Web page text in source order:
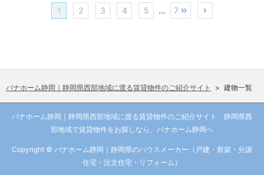
パナホーム静岡｜静岡県西部地域に渡る賃貸物件のご紹介サイト > 建物一覧
1 2 3 4 5 … 7
パナホーム静岡｜静岡県西部地域に渡る賃貸物件のご紹介サイト 静岡県西
部地域で賃貸物件をお探しなら、パナホーム静岡へ
Copyright © パナホーム静岡｜静岡県のハウスメーカー（戸建・新築・分譲
住宅・注文住宅・リフォーム）